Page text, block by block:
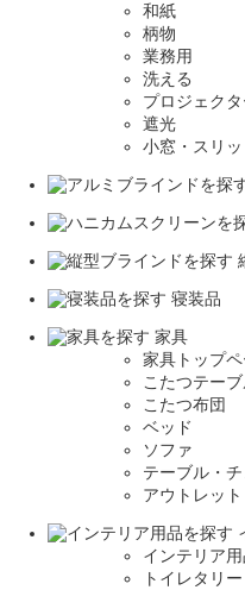
和紙
柄物
業務用
洗える
プロジェク
遮光
小窓・スリッ
寝装品
家具
家具トップ
こたつテー
こたつ布団
ベッド
ソファ
テーブル・
アウトレット
インテリア
トイレタリー